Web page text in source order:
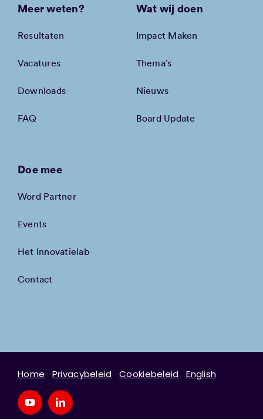
Meer weten?
Resultaten
Vacatures
Downloads
FAQ
Wat wij doen
Impact Maken
Thema’s
Nieuws
Board Update
Doe mee
Word Partner
Events
Het Innovatielab
Contact
Home Privacybeleid Cookiebeleid English